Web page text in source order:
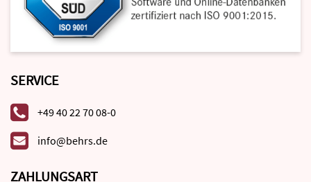
SERVICE
+49 40 22 70 08-0
info@behrs.de
ZAHLUNGSART